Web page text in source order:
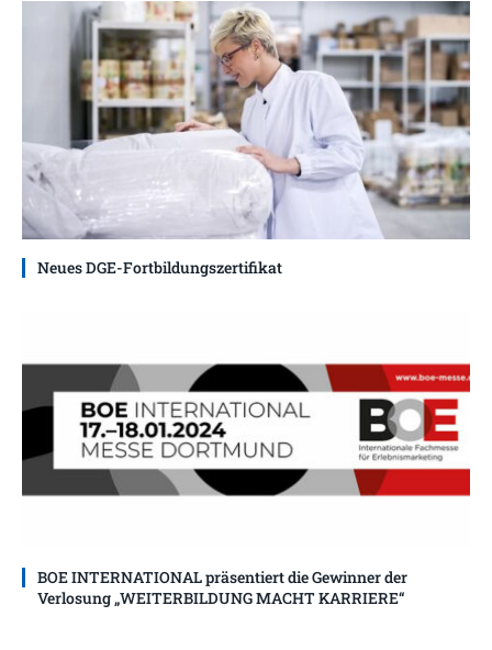
Neues DGE-Fortbildungszertifikat
BOE INTERNATIONAL präsentiert die Gewinner der
Verlosung „WEITERBILDUNG MACHT KARRIERE“